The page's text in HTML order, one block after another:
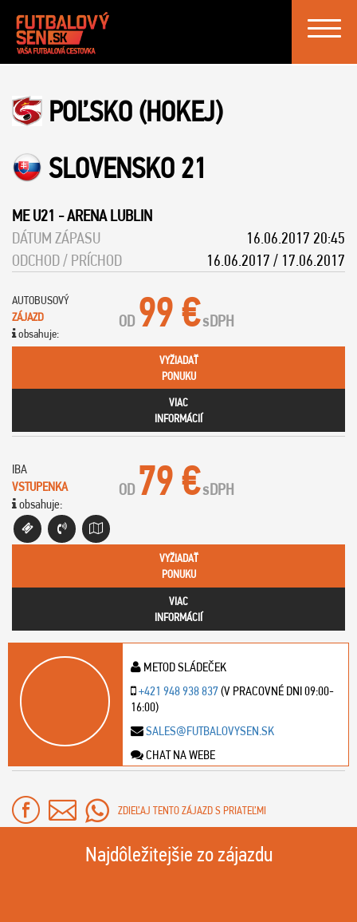
Toggle
POĽSKO (HOKEJ)
SLOVENSKO 21
ME U21 -ARENA LUBLIN
DÁTUM ZÁPASU
16.06.2017 20:45
ODCHOD / PRÍCHOD
16.06.2017 / 17.06.2017
AUTOBUSOVÝ
ZÁJAZD
obsahuje:
OD 99 €sDPH
VYŽIADAŤ
PONUKU
VIAC
INFORMÁCIÍ
IBA
VSTUPENKA
obsahuje:
OD 79 €sDPH
VYŽIADAŤ
PONUKU
VIAC
INFORMÁCIÍ
METOD SLÁDEČEK
+421 948 938 837(V PRACOVNÉ DNI 09:00-
16:00)
SALES@FUTBALOVYSEN.SK
CHAT NA WEBE
ZDIEĽAJ TENTO ZÁJAZD S PRIATEĽMI
Najdôležitejšie zo zájazdu